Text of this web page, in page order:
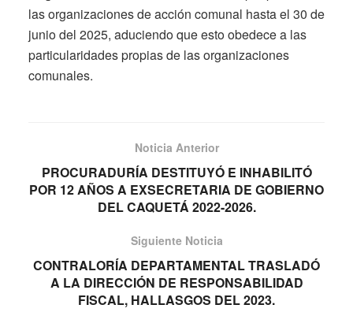
las organizaciones de acción comunal hasta el 30 de
junio del 2025, aduciendo que esto obedece a las
particularidades propias de las organizaciones
comunales.
Noticia Anterior
PROCURADURÍA DESTITUYÓ E INHABILITÓ
POR 12 AÑOS A EXSECRETARIA DE GOBIERNO
DEL CAQUETÁ 2022-2026.
Siguiente Noticia
CONTRALORÍA DEPARTAMENTAL TRASLADÓ
A LA DIRECCIÓN DE RESPONSABILIDAD
FISCAL, HALLASGOS DEL 2023.